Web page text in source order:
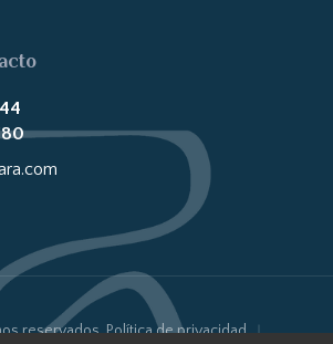
reservados.Política de privacidad